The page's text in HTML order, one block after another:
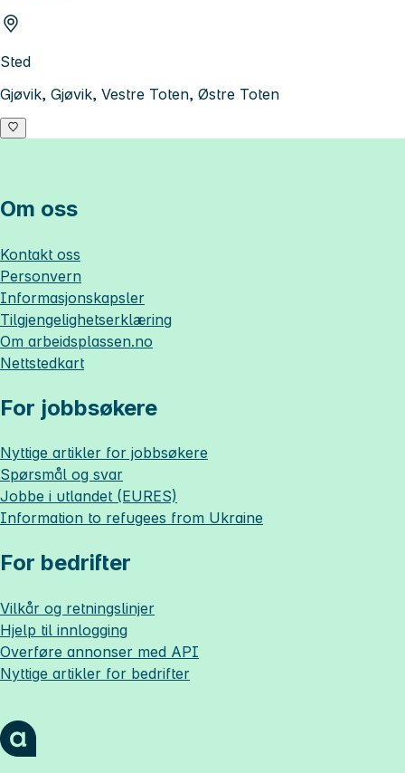
Sted
Gjøvik, Gjøvik, Vestre Toten, Østre Toten
Om oss
Kontakt oss
Personvern
Informasjonskapsler
Tilgjengelighetserklæring
Om arbeidsplassen.no
Nettstedkart
For jobbsøkere
Nyttige artikler for jobbsøkere
Spørsmål og svar
Jobbe i utlandet (EURES)
Information to refugees from Ukraine
For bedrifter
Vilkår og retningslinjer
Hjelp til innlogging
Overføre annonser med API
Nyttige artikler for bedrifter